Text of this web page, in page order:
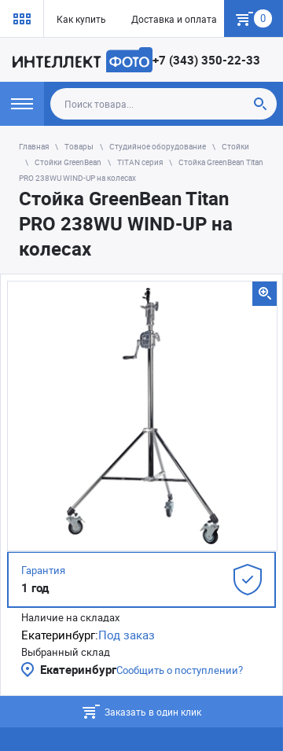
Как купить Доставка и оплата Гарантия
0
+7 (343) 350-22-33
Главная Товары Студийное оборудование
Стойки
Стойки GreenBean
TITAN серия
Стойка GreenBean Titan
PRO 238WU WIND-UP на колесах
Стойка GreenBean Titan
PRO 238WU WIND-UP на
колесах
Гарантия
1 год
Наличие на складах
Екатеринбург:Под заказ
Выбранный склад
ЕкатеринбургСообщить о поступлении?
Заказать в один клик